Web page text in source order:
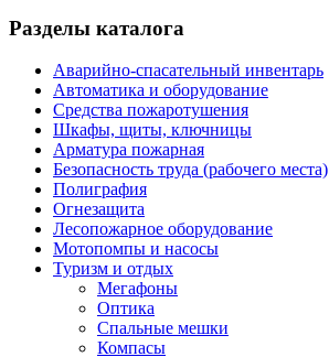
Разделы каталога
Аварийно-спасательный инвентарь
Автоматика и оборудование
Средства пожаротушения
Шкафы, щиты, ключницы
Арматура пожарная
Безопасность труда (рабочего места)
Полиграфия
Огнезащита
Лесопожарное оборудование
Мотопомпы и насосы
Туризм и отдых
Мегафоны
Оптика
Спальные мешки
Компасы